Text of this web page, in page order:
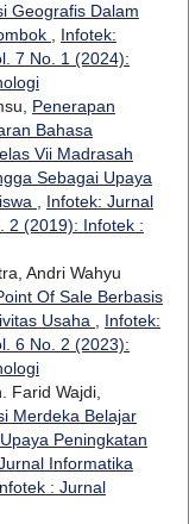
Geografis Dalam
, Infotek:
7 No. 1 (2024):
Penerapan
Bahasa
Vii Madrasah
Sebagai Upaya
, Infotek: Jurnal
2 (2019): Infotek :
Andri Wahyu
Of Sale Berbasis
Usaha , Infotek:
6 No. 2 (2023):
Farid Wajdi,
Merdeka Belajar
Peningkatan
Informatika
: Jurnal